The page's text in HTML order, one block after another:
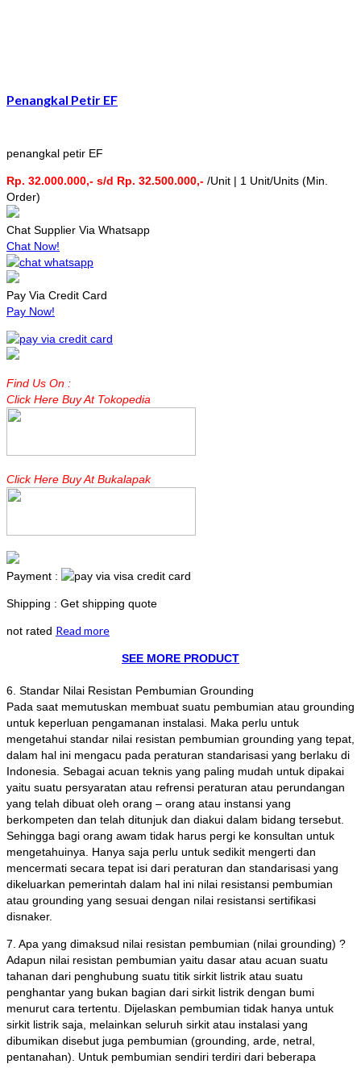
Penangkal Petir EF
penangkal petir EF
Rp. 32.000.000,- s/d Rp. 32.500.000,- /Unit | 1 Unit/Units (Min.
Order)
Chat Supplier Via Whatsapp
Chat Now!
Pay Via Credit Card
Pay Now!
Find Us On :
Click Here Buy At Tokopedia
Click Here Buy At Bukalapak
Payment :
Shipping : Get shipping quote
not rated Read more
SEE MORE PRODUCT
6. Standar Nilai Resistan Pembumian Grounding
Pada saat memutuskan membuat suatu pembumian atau grounding
untuk keperluan pengamanan instalasi. Maka perlu untuk
mengetahui standar nilai resistan pembumian grounding yang tepat,
dalam hal ini mengacu pada peraturan standarisasi yang berlaku di
Indonesia. Sebagai acuan teknis yang paling mudah untuk dipakai
yaitu suatu persyaratan atau refrensi peraturan atau perundangan
yang telah dibuat oleh orang – orang atau instansi yang
berkompeten dan telah ditunjuk dan diakui dalam bidang tersebut.
Sehingga bagi orang awam tidak harus pergi ke konsultan untuk
mengetahuinya. Hanya saja perlu untuk sedikit mengerti dan
mencermati secara tepat isi dari peraturan dan standarisasi yang
dikeluarkan pemerintah dalam hal ini nilai resistansi pembumian
atau grounding yang sesuai dengan nilai resistansi sertifikasi
disnaker.
7. Apa yang dimaksud nilai resistan pembumian (nilai grounding) ?
Adapun nilai resistan pembumian yaitu dasar atau acuan suatu
tahanan dari penghubung suatu titik sirkit listrik atau suatu
penghantar yang bukan bagian dari sirkit listrik dengan bumi
menurut cara tertentu. Dijelaskan pembumian tidak hanya untuk
sirkit listrik saja, melainkan seluruh sirkit atau instalasi yang
dibumikan disebut juga pembumian (grounding, arde, netral,
pentanahan). Untuk pembumian sendiri terdiri dari beberapa